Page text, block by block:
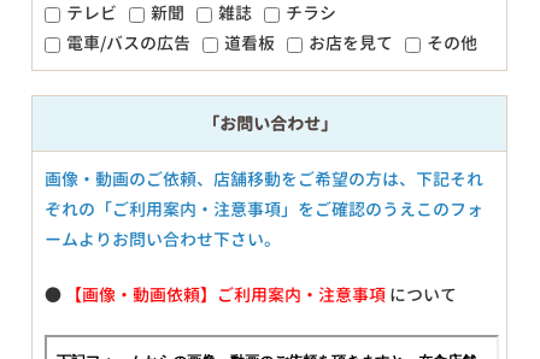
テレビ
新聞 雑誌
チラシ
電車/バスの広告
道看板 お店を見て その他
「お問い合わせ」
画像・動画のご依頼、店舗移動をご希望の方は、下記それ
ぞれの「ご利用案内・注意事項」をご確認のうえこのフォ
ームよりお問い合わせ下さい。
● 【画像・動画依頼】ご利用案内・注意事項 について